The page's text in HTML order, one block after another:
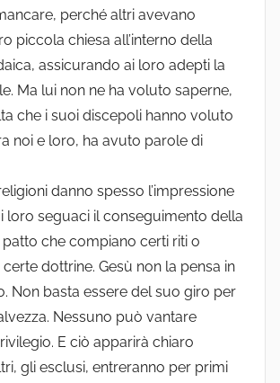
perché altri avevano
piccola chiesa all’interno della
assicurando ai loro adepti la
Ma lui non ne ha voluto saperne,
che i suoi discepoli hanno voluto
noi e loro, ha avuto parole di
danno spesso l’impressione
loro seguaci il conseguimento della
patto che compiano certi riti o
dottrine. Gesù non la pensa in
Non basta essere del suo giro per
Nessuno può vantare
E ciò apparirà chiaro
gli esclusi, entreranno per primi